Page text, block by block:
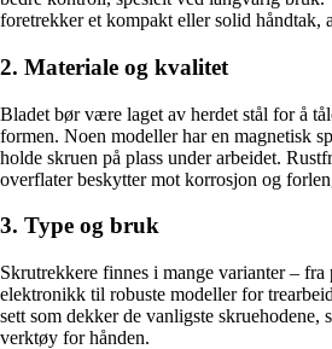
foretrekker et kompakt eller solid håndtak,
2. Materiale og kvalitet
Bladet bør være laget av herdet stål for å
formen. Noen modeller har en magnetisk
holde skruen på plass under arbeidet.
overflater beskytter mot korrosjon og
3. Type og bruk
Skrutrekkere finnes i mange varianter –
elektronikk til robuste modeller for
sett som dekker de vanligste
verktøy for hånden.